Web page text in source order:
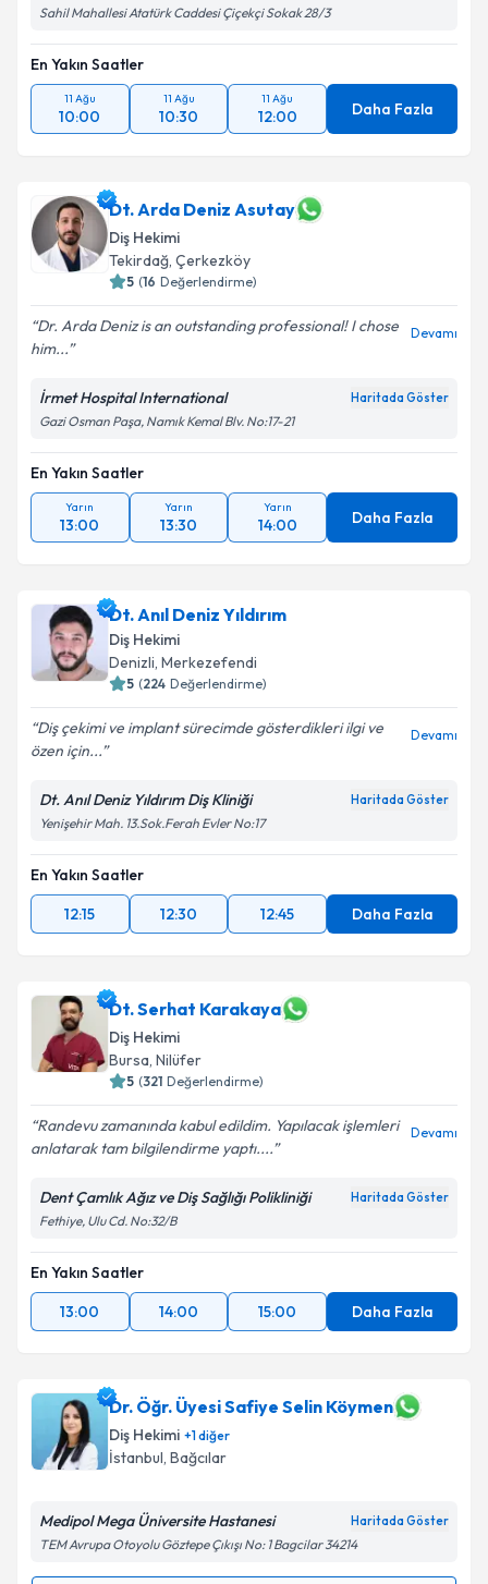
Sahil Mahallesi Atatürk Caddesi Çiçekçi Sokak 28/3
En Yakın Saatler
11 Ağu
10:00
11 Ağu
10:30
11 Ağu
12:00 Daha Fazla
Dt. Arda Deniz Asutay
Diş Hekimi
Tekirdağ, Çerkezköy
5 (16 Değerlendirme)
Dr. Arda Deniz is an outstanding professional! I chose
him...
Devamı
İrmet Hospital International Haritada Göster
Gazi Osman Paşa, Namık Kemal Blv. No:17-21
En Yakın Saatler
Yarın
13:00
Yarın
13:30
Yarın
14:00 Daha Fazla
Dt. Anıl Deniz Yıldırım
Diş Hekimi
Denizli, Merkezefendi
5 (224 Değerlendirme)
Diş çekimi ve implant sürecimde gösterdikleri ilgi ve
özen için...
Devamı
Dt. Anıl Deniz Yıldırım Diş Kliniği Haritada Göster
Yenişehir Mah. 13.Sok.Ferah Evler No:17
En Yakın Saatler
12:15
12:30 12:45 Daha Fazla
Dt. Serhat Karakaya
Diş Hekimi
Bursa, Nilüfer
5 (321 Değerlendirme)
Randevu zamanında kabul edildim. Yapılacak işlemleri
anlatarak tam bilgilendirme yaptı....
Devamı
Dent Çamlık Ağız ve Diş Sağlığı Polikliniği Haritada Göster
Fethiye, Ulu Cd. No:32/B
En Yakın Saatler
13:00
14:00 15:00 Daha Fazla
Dr. Öğr. Üyesi Safiye Selin Köymen
Diş Hekimi +1diğer
İstanbul, Bağcılar
Medipol Mega Üniversite Hastanesi Haritada Göster
TEM Avrupa Otoyolu Göztepe Çıkışı No: 1 Bagcilar 34214